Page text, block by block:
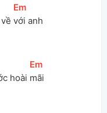
[Em
với anh
hoài
[Em
mãi